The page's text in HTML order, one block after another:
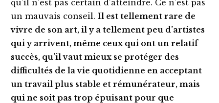
qu’il n’est pas certain d’atteindre. Ce n’est pas
un mauvais conseil.Il est tellement rare de
vivre de son art, il y a tellement peu d’artistes
qui y arrivent, même ceux qui ont un relatif
succès, qu’il vaut mieux se protéger des
difficultés de la vie quotidienne en acceptant
un travail plus stable et rémunérateur, mais
qui ne soit pas trop épuisant pour que